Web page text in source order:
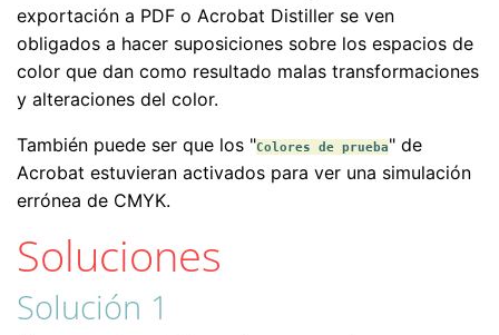
exportación a PDF o Acrobat Distiller se ven
obligados a hacer suposiciones sobre los espacios de
color que dan como resultado malas transformaciones
y alteraciones del color.
También puede ser que los "Colores de prueba" de
Acrobat estuvieran activados para ver una simulación
errónea de CMYK.
Soluciones
Solución 1